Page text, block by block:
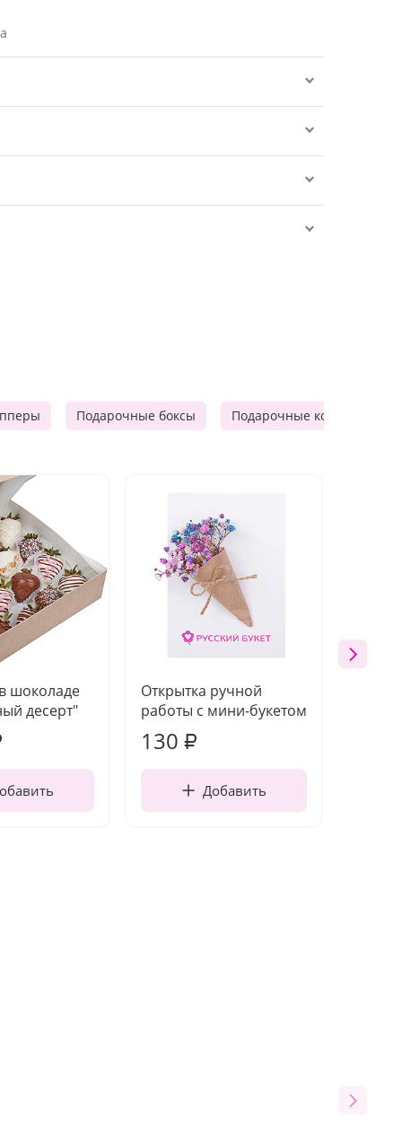
Подарочные боксы Подарочные корзины
шоколаде
десерт"
Открытка ручной
работы с мини-букетом
130 ₽
Добавить